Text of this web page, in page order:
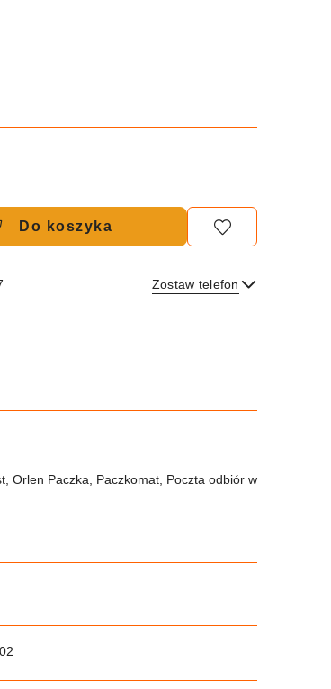
Do koszyka
Zostaw telefon
Wyślij
Orlen Paczka, Paczkomat, Poczta odbiór w